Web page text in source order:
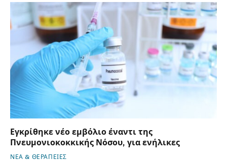
Εγκρίθηκε νέο εμβόλιο έναντι της
Πνευμονιοκοκκικής Νόσου, για ενήλικες
ΝΕΑ & ΘΕΡΑΠΕΙΕΣ